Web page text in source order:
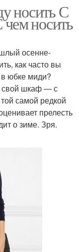
носить С
носить
осенне-
как часто вы
юбке миди?
свой шкаф — с
самой редкой
прелесть
о зиме. Зря.